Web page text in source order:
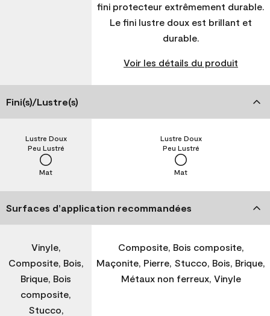
fini protecteur extrêmement durable.
Le fini lustre doux est brillant et
durable.
Voir les détails du produit
Fini(s)/Lustre(s)
Mat
Peu Lustré
Lustre Doux
Mat
Peu Lustré
Lustre Doux
Surfaces d’application recommandées
Vinyle,
Composite, Bois,
Brique, Bois
composite,
Stucco,
Composite, Bois composite,
Maçonite, Pierre, Stucco, Bois, Brique,
Métaux non ferreux, Vinyle